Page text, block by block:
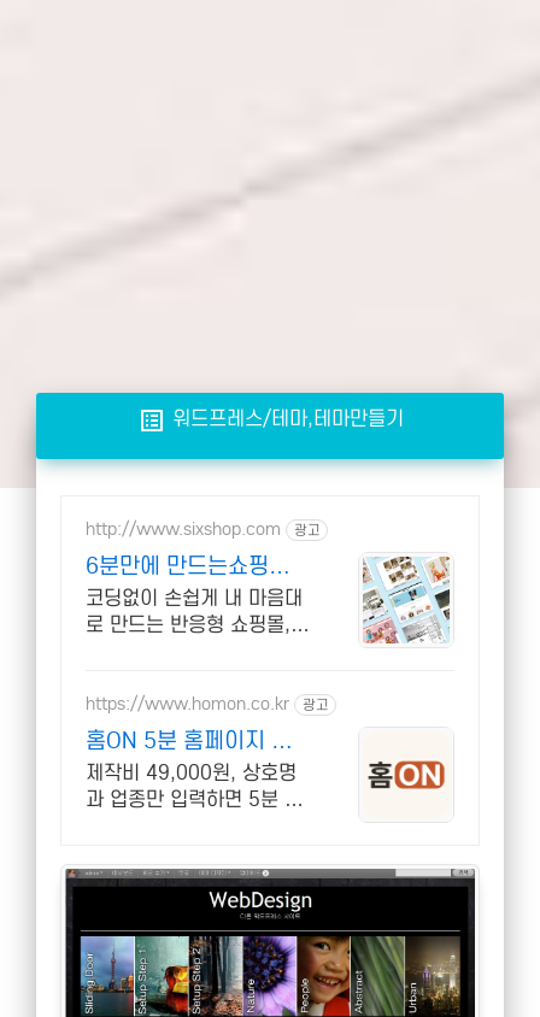
list_alt 워드프레스/테마,테마만들기
http://www.sixshop.com 광고
6분만에 만드는쇼핑몰
식스샵
코딩없이 손쉽게 내 마음대
로 만드는 반응형 쇼핑몰,
https://www.homon.co.kr 광고
홈ON 5분 홈페이지 완
성
제작비 49,000원, 상호명
과 업종만 입력하면 5분 만